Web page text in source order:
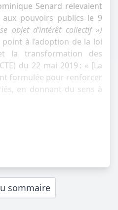
Senard relevaient
pouvoirs publics le 9
objet d’intérêt collectif »)
à l’adoption de la loi
la transformation des
du 22 mai 2019 : « [La
formulée pour renforcer
en donnant du sens à
sommaire